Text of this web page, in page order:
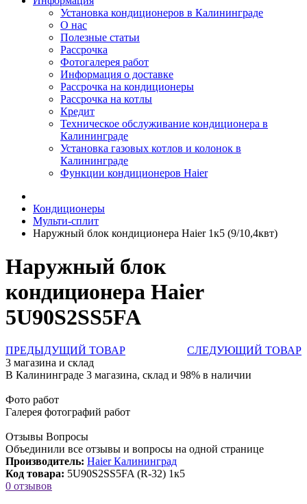
Установка кондиционеров в Калининграде
О нас
Полезные статьи
Рассрочка
Фотогалерея работ
Информация о доставке
Рассрочка на кондиционеры
Рассрочка на котлы
Кредит
Техническое обслуживание кондиционера в
Калининграде
Установка газовых котлов и колонок в
Калининграде
Функции кондиционеров Haier
Кондиционеры
Мульти-сплит
Наружный блок кондиционера Haier 1к5 (9/10,4квт)
Наружный блок
кондиционера Haier
5U90S2SS5FA
ПРЕДЫДУЩИЙ ТОВАР
СЛЕДУЮЩИЙ ТОВАР
3 магазина и склад
В Калининграде 3 магазина, склад и 98% в наличии
Фото работ
Галерея фотографий работ
Отзывы Вопросы
Объединили все отзывы и вопросы на одной странице
Производитель: Haier Калининград
Код товара: 5U90S2SS5FA (R-32) 1к5
0 отзывов